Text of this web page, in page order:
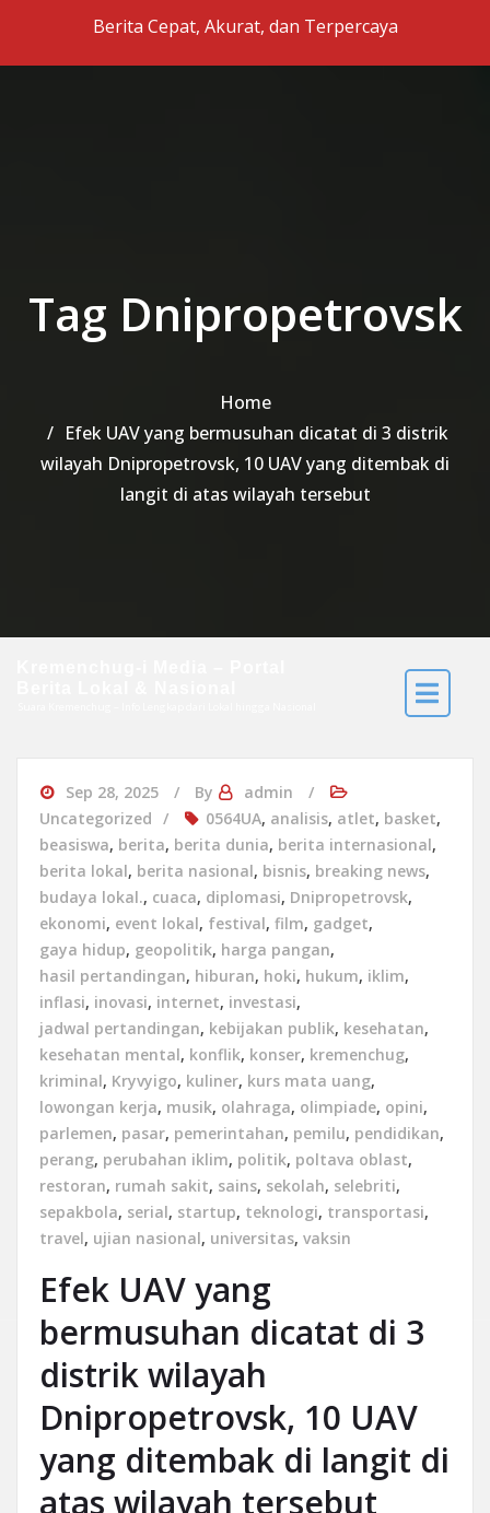
Skip to the contentBerita Cepat, Akurat, dan Terpercaya
Tag Dnipropetrovsk
Home
Efek UAV yang bermusuhan dicatat di 3 distrik
wilayah Dnipropetrovsk, 10 UAV yang ditembak di
langit di atas wilayah tersebut
Sep 28, 2025 By
admin
Uncategorized
0564UA, analisis, atlet, basket,
beasiswa, berita, berita dunia, berita internasional,
berita lokal, berita nasional, bisnis, breaking news,
budaya lokal., cuaca, diplomasi, Dnipropetrovsk,
ekonomi, event lokal, festival, film, gadget,
gaya hidup, geopolitik, harga pangan,
hasil pertandingan, hiburan, hoki, hukum, iklim,
inflasi, inovasi, internet, investasi,
jadwal pertandingan, kebijakan publik, kesehatan,
kesehatan mental, konflik, konser, kremenchug,
kriminal, Kryvyigo, kuliner, kurs mata uang,
lowongan kerja, musik, olahraga, olimpiade, opini,
parlemen, pasar, pemerintahan, pemilu, pendidikan,
perang, perubahan iklim, politik, poltava oblast,
restoran, rumah sakit, sains, sekolah, selebriti,
sepakbola, serial, startup, teknologi, transportasi,
travel, ujian nasional, universitas, vaksin
Efek UAV yang
bermusuhan dicatat di 3
distrik wilayah
Dnipropetrovsk, 10 UAV
yang ditembak di langit di
atas wilayah tersebut